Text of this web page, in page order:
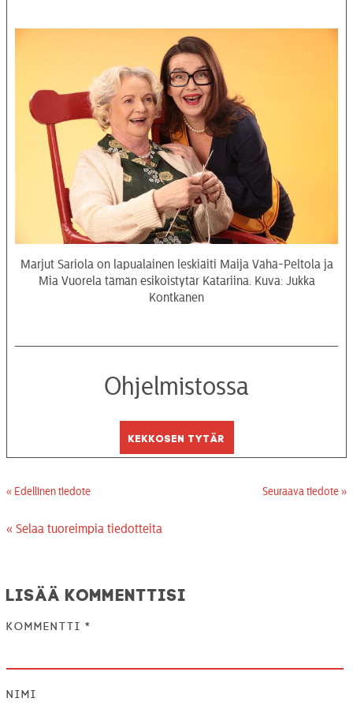
Marjut Sariola on lapualainen leskiäiti Maija Vähä-Peltola ja
Mia Vuorela tämän esikoistytär Katariina. Kuva: Jukka
Kontkanen
Ohjelmistossa
Kekkosen tytär
« Edellinen tiedote Seuraava tiedote »
« Selaa tuoreimpia tiedotteita
Lisää kommenttisi
Kommentti *
Nimi